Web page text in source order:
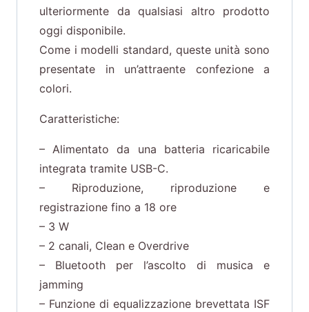
ulteriormente da qualsiasi altro prodotto
oggi disponibile.
Come i modelli standard, queste unità sono
presentate in un’attraente confezione a
colori.
Caratteristiche:
– Alimentato da una batteria ricaricabile
integrata tramite USB-C.
– Riproduzione, riproduzione e
registrazione fino a 18 ore
– 3 W
– 2 canali, Clean e Overdrive
– Bluetooth per l’ascolto di musica e
jamming
– Funzione di equalizzazione brevettata ISF